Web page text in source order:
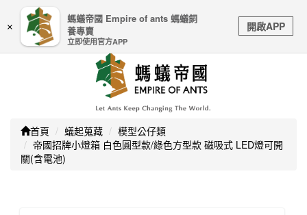
嚴防詐騙｜本公司不會透過任何名義要求核對購物資訊、
銀行帳戶或信用卡等個人資訊，如接到請立即掛斷或撥打
Toggle
navigation
首頁 蟻起蒐藏
模型公仔類
帝國招牌小燈箱 白色圓型款/綠色方型款 磁吸式 LED燈可開
關(含電池)
×
螞蟻帝國 Empire of ants 螞蟻飼
養專賣
立即使用官方APP
開啟APP